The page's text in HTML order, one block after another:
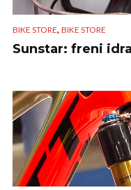
BIKE STORE, BIKE STORE
Sunstar: freni